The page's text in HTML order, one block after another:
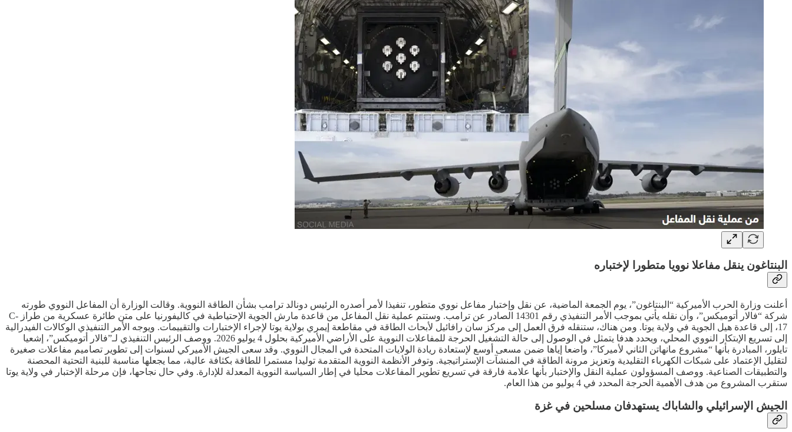
البنتاغون ينقل مفاعلا نوويا متطورا لإختباره
أعلنت وزارة الحرب الأميركية “البنتاغون”، يوم الجمعة الماضية، عن نقل وإختبار مفاعل نووي متطور، تنفيذا لأمر أصدره الرئيس دونالد ترامب بشأن الطاقة النووية. وقالت الوزارة أن المفاعل النووي طورته
شركة “فالار أتوميكس”، وأن نقله يأتي بموجب الأمر التنفيذي رقم 14301 الصادر عن ترامب. وستتم عملية نقل المفاعل من قاعدة مارش الجوية الإحتياطية في كاليفورنيا على متن طائرة عسكرية من طراز C-
17، إلى قاعدة هيل الجوية في ولاية يوتا. ومن هناك، ستنقله فرق العمل إلى مركز سان رافائيل لأبحاث الطاقة في مقاطعة إيمري بولاية يوتا لإجراء الإختبارات والتقييمات. ويوجه الأمر التنفيذي الوكالات الفيدرالية
إلى تسريع الإبتكار النووي المحلي، ويحدد هدفا يتمثل في الوصول إلى حالة التشغيل الحرجة للمفاعلات النووية على الأراضي الأميركية بحلول 4 يوليو 2026. ووصف الرئيس التنفيذي لـ”فالار أتوميكس”، إشعيا
تايلور، المبادرة بأنها “مشروع مانهاتن الثاني لأميركا”، واضعا إياها ضمن مسعى أوسع لإستعادة ريادة الولايات المتحدة في المجال النووي. وقد سعى الجيش الأميركي لسنوات إلى تطوير تصاميم مفاعلات صغيرة
لتقليل الإعتماد على شبكات الكهرباء التقليدية وتعزيز مرونة الطاقة في المنشآت الإستراتيجية. وتوفر الأنظمة النووية المتقدمة توليدا مستمرا للطاقة بكثافة عالية، مما يجعلها مناسبة للبنية التحتية المحصنة
والتطبيقات الصناعية. ووصف المسؤولون عملية النقل والإختبار بأنها علامة فارقة في تسريع تطوير المفاعلات محليا في إطار السياسة النووية المعدلة للإدارة. وفي حال نجاحها، فإن مرحلة الإختبار في ولاية يوتا
ستقرب المشروع من هدف الأهمية الحرجة المحدد في 4 يوليو من هذا العام.
الجيش الإسرائيلي والشاباك يستهدفان مسلحين في غزة